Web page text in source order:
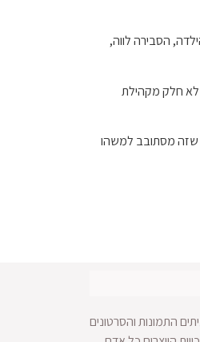
הסבירה לווה,
לא חלק מקהילת
שזה מסתובב למשהו
התמונות והסרטונים